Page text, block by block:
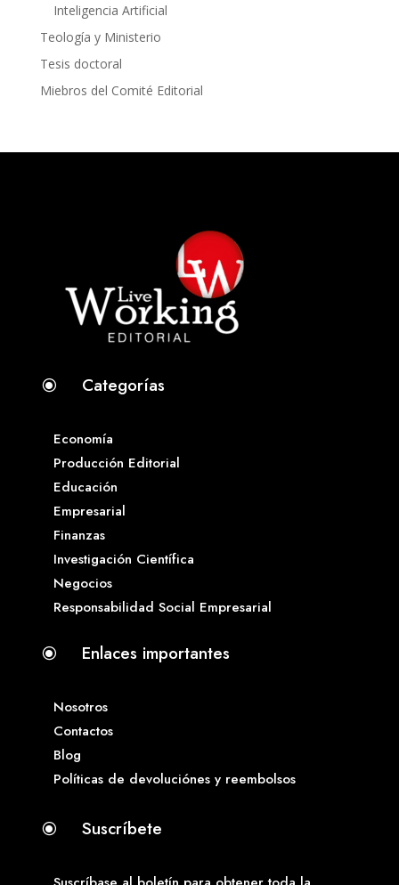
Inteligencia Artificial
Teología y Ministerio
Tesis doctoral
Miebros del Comité Editorial
\ Categorías
Economía
Producción Editorial
Educación
Empresarial
Finanzas
Investigación Científica
Negocios
Responsabilidad Social Empresarial
\ Enlaces importantes
Nosotros
Contactos
Blog
Políticas de devoluciónes y reembolsos
\ Suscríbete